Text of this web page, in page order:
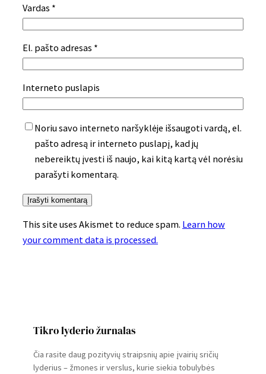
Vardas *
El. pašto adresas *
Interneto puslapis
Noriu savo interneto naršyklėje išsaugoti vardą, el.
pašto adresą ir interneto puslapį, kad jų
nebereiktų įvesti iš naujo, kai kitą kartą vėl norėsiu
parašyti komentarą.
This site uses Akismet to reduce spam. Learn how
your comment data is processed.
Tikro lyderio žurnalas
Čia rasite daug pozityvių straipsnių apie įvairių sričių
lyderius – žmones ir verslus, kurie siekia tobulybės